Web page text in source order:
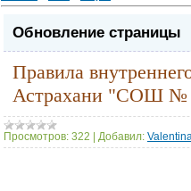
Обновление страницы
Правила
Астрахани "СОШ
Просмотров: 322 Добавил: